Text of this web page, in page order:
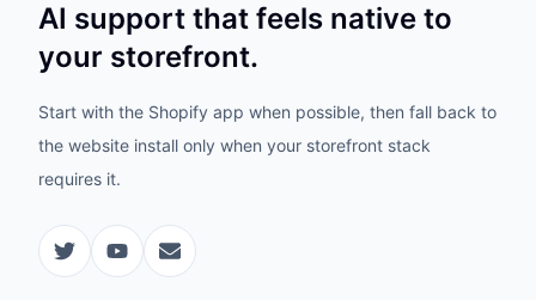
AI support that feels native to
your storefront.
Start with the Shopify app when possible, then fall back to
the website install only when your storefront stack
requires it.